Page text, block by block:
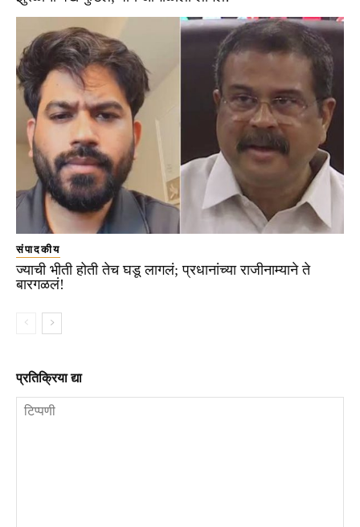
संपादकीय
ज्याची भीती होती तेच घडू लागलं; प्रधानांच्या राजीनाम्याने ते
बारगळलं!
प्रतिक्रिया द्या